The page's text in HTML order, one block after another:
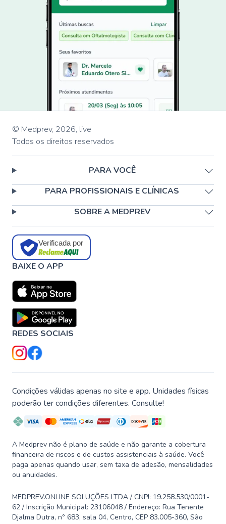
© Medprev, 2026, live
Todos os direitos reservados
PARA VOCÊ
PARA PROFISSIONAIS E CLÍNICAS
SOBRE A MEDPREV
Verificada por
BAIXE O APP
REDES SOCIAIS
Condições válidas apenas no site e app. Unidades físicas
poderão ter condições diferentes. Consulte!
A Medprev não é plano de saúde e não garante a cobertura
financeira de riscos e de custos assistenciais à saúde. Você
paga apenas quando usar, sem taxa de adesão, mensalidades
ou anuidades.
MEDPREV.ONLINE SOLUÇÕES LTDA / CNPJ: 19.258.530/0001-
62 / Inscrição Municipal: 23106048 / Endereço: Rua Tenente
Djalma Dutra, n° 683, sala 04, Centro, CEP 83.005-360, São